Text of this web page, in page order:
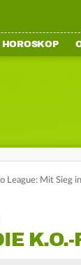
HOROSKOP
League: Mit Sieg
K.O.-